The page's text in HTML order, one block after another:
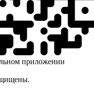
приложении